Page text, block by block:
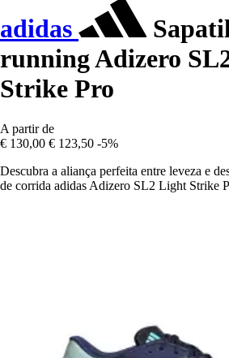
adidas
running Adizero
Strike Pro
A partir de
€ 130,00 € 123,50 -5%
Descubra a aliança perfeita entre leveza e
de corrida adidas Adizero SL2 Light Strike